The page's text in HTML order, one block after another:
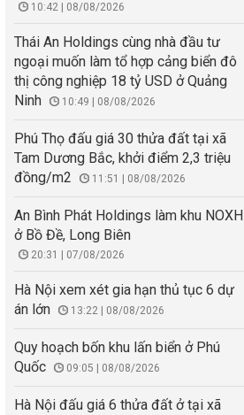
10:42 | 08/08/2026
Thái An Holdings cùng nhà đầu tư
ngoại muốn làm tổ hợp cảng biển đô
thị công nghiệp 18 tỷ USD ở Quảng
Ninh
10:49 | 08/08/2026
Phú Thọ đấu giá 30 thửa đất tại xã
Tam Dương Bắc, khởi điểm 2,3 triệu
đồng/m2
11:51 | 08/08/2026
An Bình Phát Holdings làm khu NOXH
ở Bồ Đề, Long Biên
20:31 | 07/08/2026
Hà Nội xem xét gia hạn thủ tục 6 dự
án lớn
13:22 | 08/08/2026
Quy hoạch bốn khu lấn biển ở Phú
Quốc
09:05 | 08/08/2026
Hà Nội đấu giá 6 thửa đất ở tại xã